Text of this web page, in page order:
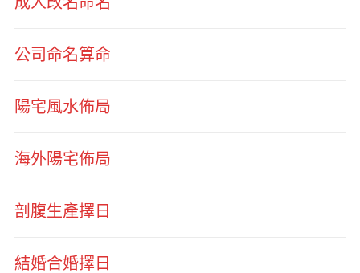
公司命名算命
陽宅風水佈局
海外陽宅佈局
剖腹生產擇日
結婚合婚擇日